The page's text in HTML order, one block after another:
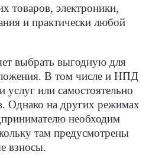
товаров, электроники,
и практически любой
выбрать выгодную для
В том числе и НПД
услуг или самостоятельно
Однако на других режимах
необходим
там предусмотрены
взносы.